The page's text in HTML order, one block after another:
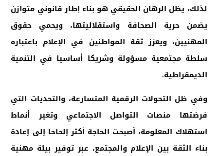
لذلك، يظل الرهان الحقيقي هو بناء إطار قانوني متوازن
يضمن حرية الصحافة واستقلاليتها، ويحمي حقوق
المهنيين، ويعزز ثقة المواطنين في الإعلام باعتباره
سلطة مجتمعية مسؤولة وشريكا أساسيا في التنمية
الديمقراطية.
وفي ظل التحولات الرقمية المتسارعة، والتحديات التي
فرضتها منصات التواصل الاجتماعي وتغير أنماط
استهلاك المعلومة، أصبحت الحاجة أكثر إلحاحا إلى إعادة
بناء الثقة بين الإعلام والمجتمع، عبر توفير بيئة مهنية